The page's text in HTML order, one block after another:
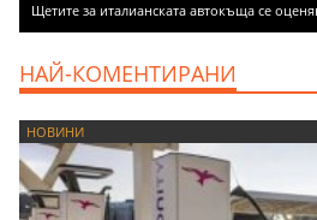
Щетите за италианската автокъща се
НАЙ-КОМЕНТИРАНИ
НОВИНИ